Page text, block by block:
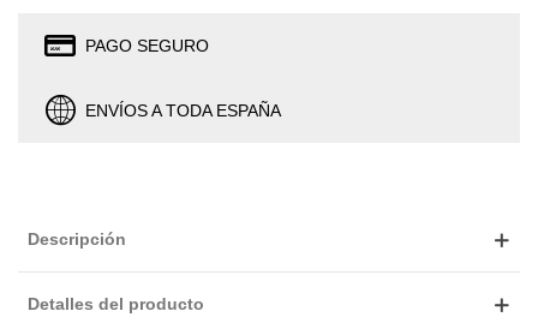
PAGO SEGURO
ENVÍOS A TODA ESPAÑA
Descripción
Detalles del producto